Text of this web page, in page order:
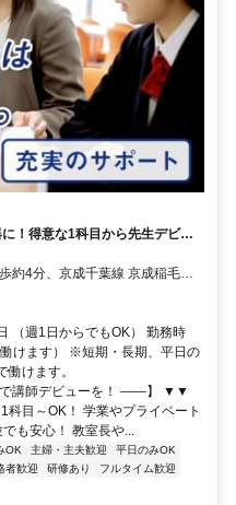
！得意な1科目から先生デビュ
約4分、京成千葉線 京成稲毛徒
穴川（千葉県）出入口2徒歩約
（週1日からでもOK） 勤務時
けます） ※短期・長期、平日の
けます。
講師デビューを！ ――】 ▼▼
目～OK！ 学業やプライベート
も安心！ 教室長や...
OK 主婦・主夫歓迎
平日のみOK
者歓迎 研修あり
フルタイム歓迎